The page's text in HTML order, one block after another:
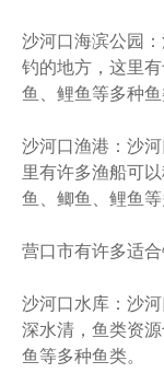
沙河口海滨公园
钓的地方，这里
鱼、鲤鱼等多种鱼
沙河口渔港：沙
里有许多渔船可
鱼、鲫鱼、鲤鱼等
营口市有许多适
沙河口水库：沙
深水清，鱼类资
鱼等多种鱼类。